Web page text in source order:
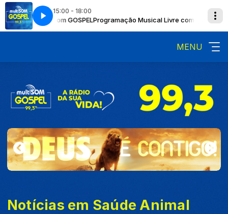
15:00 - 18:00
com Multisom GOSPELProgramação Musical Livre com Multisom
here Now Playing info goes here
MENU
Notícias em Saúde Animal